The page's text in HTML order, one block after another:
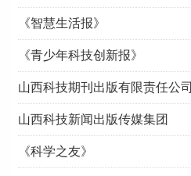
《智慧生活报》
《青少年科技创新报》
山西科技期刊出版有限责任公司
山西科技新闻出版传媒集团
《科学之友》